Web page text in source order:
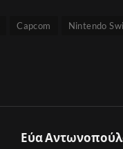
Capcom Nintendo
Εύα